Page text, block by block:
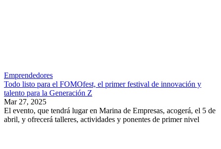
Emprendedores
Todo listo para el FOMOfest, el primer festival de innovación y
talento para la Generación Z
Mar 27, 2025
El evento, que tendrá lugar en Marina de Empresas, acogerá, el 5 de
abril, y ofrecerá talleres, actividades y ponentes de primer nivel